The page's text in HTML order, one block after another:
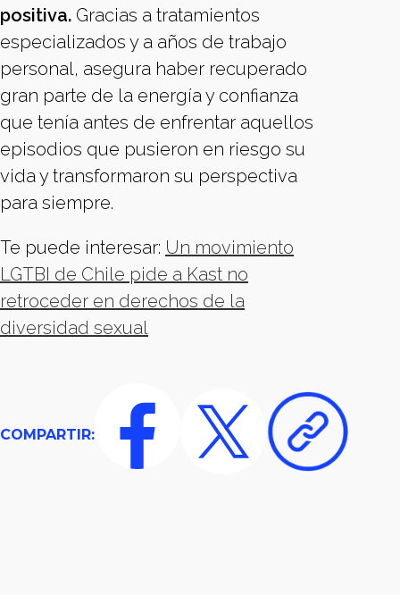
positiva. Gracias a tratamientos
especializados y a años de trabajo
personal, asegura haber recuperado
gran parte de la energía y confianza
que tenía antes de enfrentar aquellos
episodios que pusieron en riesgo su
vida y transformaron su perspectiva
para siempre.
Te puede interesar: Un movimiento
LGTBI de Chile pide a Kast no
retroceder en derechos de la
diversidad sexual
COMPARTIR: